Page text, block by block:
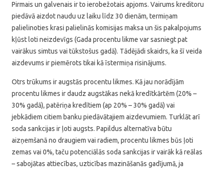
Pirmais un galvenais ir to ierobežotais apjoms. Vairums kreditoru
piedāvā aizdot naudu uz laiku līdz 30 dienām, termiņam
palielinoties krasi palielinās komisijas maksa un šis pakalpojums
kļūst loti neizdevīgs (Gada procentu likme var sasniegt pat
vairākus simtus vai tūkstošus gadā). Tādējādi skaidrs, ka šī veida
aizdevums ir piemērots tikai kā īstermiņa risinājums.
Otrs trūkums ir augstās procentu likmes. Kā jau norādījām
procentu likmes ir daudz augstākas nekā kredītkārtēm (20% –
30% gadā), patēriņa kredītiem (ap 20% – 30% gadā) vai
jebkādiem citiem banku piedāvātajiem aizdevumiem. Turklāt arī
soda sankcijas ir ļoti augsts. Papildus alternatīva būtu
aizņemšanā no draugiem vai radiem, procentu likmes būs ļoti
zemas vai 0%, taču potenciālās soda sankcijas ir vairāk kā reālas
– sabojātas attiecības, uzticības mazināšanās gadījumā, ja